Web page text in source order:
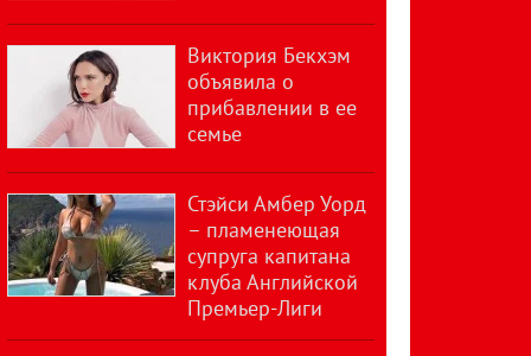
Виктория Бекхэм
объявила о
прибавлении в ее
семье
Стэйси Амбер Уорд
– пламенеющая
супруга капитана
клуба Английской
Премьер-Лиги